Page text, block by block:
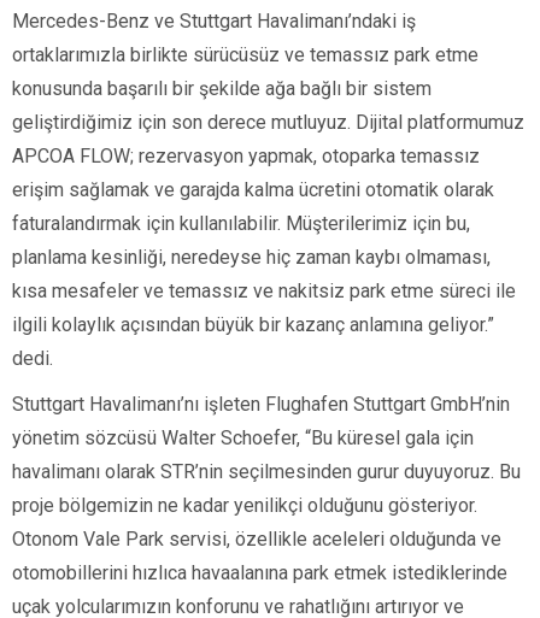
Mercedes-Benz ve Stuttgart Havalimanı’ndaki iş
ortaklarımızla birlikte sürücüsüz ve temassız park etme
konusunda başarılı bir şekilde ağa bağlı bir sistem
geliştirdiğimiz için son derece mutluyuz. Dijital platformumuz
APCOA FLOW; rezervasyon yapmak, otoparka temassız
erişim sağlamak ve garajda kalma ücretini otomatik olarak
faturalandırmak için kullanılabilir. Müşterilerimiz için bu,
planlama kesinliği, neredeyse hiç zaman kaybı olmaması,
kısa mesafeler ve temassız ve nakitsiz park etme süreci ile
ilgili kolaylık açısından büyük bir kazanç anlamına geliyor.”
dedi.
Stuttgart Havalimanı’nı işleten Flughafen Stuttgart GmbH’nin
yönetim sözcüsü Walter Schoefer, “Bu küresel gala için
havalimanı olarak STR’nin seçilmesinden gurur duyuyoruz. Bu
proje bölgemizin ne kadar yenilikçi olduğunu gösteriyor.
Otonom Vale Park servisi, özellikle aceleleri olduğunda ve
otomobillerini hızlıca havaalanına park etmek istediklerinde
uçak yolcularımızın konforunu ve rahatlığını artırıyor ve